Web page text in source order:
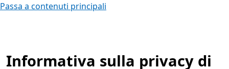
Passa a contenuti principali
Informativa sulla privacy di